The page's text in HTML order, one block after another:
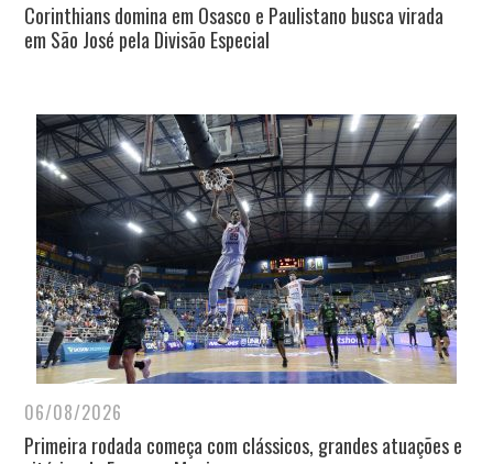
Corinthians domina em Osasco e Paulistano busca virada
em São José pela Divisão Especial
06/08/2026
Primeira rodada começa com clássicos, grandes atuações e